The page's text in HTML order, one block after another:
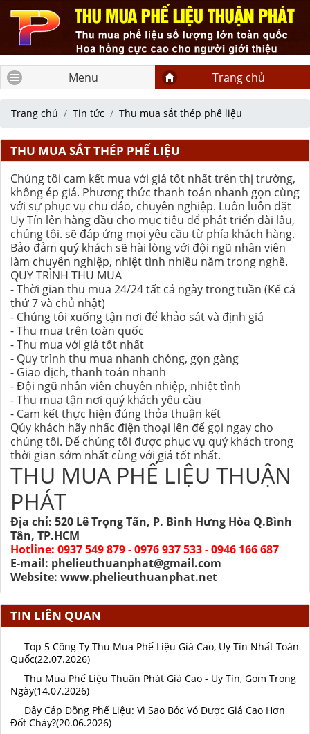
Menu Trang chủ
Trang chủ Tin tức Thu mua sắt thép phế liệu
THU MUA SẮT THÉP PHẾ LIỆU
Chúng tôi cam kết mua với giá tốt nhất trên thị trường,
không ép giá. Phương thức thanh toán nhanh gọn cùng
với sự phục vụ chu đáo, chuyên nghiệp. Luôn luôn đặt
Uy Tín lên hàng đầu cho mục tiêu để phát triển dài lâu,
chúng tôi. sẽ đáp ứng mọi yêu cầu từ phía khách hàng.
Bảo đảm quý khách sẽ hài lòng với đội ngũ nhân viên
làm chuyên nghiệp, nhiệt tình nhiều năm trong nghề.
QUY TRÌNH THU MUA
- Thời gian thu mua 24/24 tất cả ngày trong tuần (Kể cả
thứ 7 và chủ nhật)
- Chúng tôi xuống tận nơi để khảo sát và định giá
- Thu mua trên toàn quốc
- Thu mua với giá tốt nhất
- Quy trình thu mua nhanh chóng, gọn gàng
- Giao dịch, thanh toán nhanh
- Đội ngũ nhân viên chuyên nhiệp, nhiệt tình
- Thu mua tận nơi quý khách yêu cầu
- Cam kết thực hiện đúng thỏa thuận kết
Qúy khách hãy nhấc điện thoại lên để gọi ngay cho
chúng tôi. Để chúng tôi được phục vụ quý khách trong
thời gian sớm nhất cùng với giá tốt nhất.
THU MUA PHẾ LIỆU THUẬN
PHÁT
Địa chỉ: 520 Lê Trọng Tấn, P. Bình Hưng Hòa Q.Bình
Tân, TP.HCM
Hotline: 0937 549 879 - 0976 937 533 - 0946 166 687
E-mail: phelieuthuanphat@gmail.com
Website: www.phelieuthuanphat.net
TIN LIÊN QUAN
Top 5 Công Ty Thu Mua Phế Liệu Giá Cao, Uy Tín Nhất Toàn
Quốc(22.07.2026)
Thu Mua Phế Liệu Thuận Phát Giá Cao - Uy Tín, Gom Trong
Ngày(14.07.2026)
Dây Cáp Đồng Phế Liệu: Vì Sao Bóc Vỏ Được Giá Cao Hơn
Đốt Cháy?(20.06.2026)